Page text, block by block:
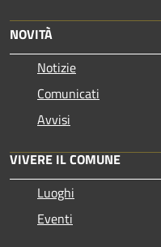
NOVITÀ
Notizie
Comunicati
Avvisi
VIVERE IL COMUNE
Luoghi
Eventi